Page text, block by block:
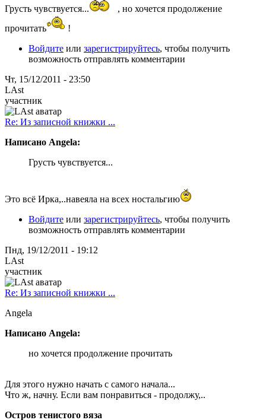
Грусть чувствуется...
, но хочется продолжение
прочитать
!
Войдите или зарегистрируйтесь, чтобы получить
возможность отправлять комментарии
Чт, 15/12/2011 - 23:50
LAst
участник
Re: Из записной книжки ...
Написано Angela:
Грусть чувствуется...
Это всё Ирка,..навеяла на всех ностальгию
Войдите или зарегистрируйтесь, чтобы получить
возможность отправлять комментарии
Пнд, 19/12/2011 - 19:12
LAst
участник
Re: Из записной книжки ...
Angela
Написано Angela:
но хочется продолжение прочитать
Для этого нужно начать с самого начала...
Что ж, начну. Если вам понравиться - продолжу,..
Остров тенистого вяза